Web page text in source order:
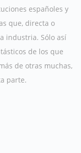
españoles y
que, directa o
industria. Sólo así
de los que
de otras muchas,
parte.